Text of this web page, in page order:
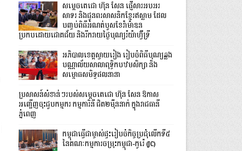
សម្ដេចតេជោ ហ៊ុន សែន ផ្ញើសារអបអរ
សាទរ និងជូនពរសាសនិកខ្មែរឥស្លាម ដែល
បញ្ចប់ពិធីអំណត់បួសខែរ៉ាម៉ាឌន
ប្រកបដោយជោគជ័យ និងរីករាយថ្ងៃបុណ្យរ៉យ៉ាហ៊្វីទ្រី
អភិបាលខេត្តស្វាយរៀង រៀបចំពិធីបុណ្យឆ្លង
បណ្ណាល័យសាលាពុទ្ធិកបឋមសិក្សា និង
សម្ពោធសមិទ្ធផលនានា
ប្រសាសន៍សំខាន់ៗរបស់សម្តេចតេជោ ហ៊ុន សែន ឱកាស
អញ្ជើញចុះជួបកម្មករ កម្មការិនី ជិត២ម៉ឺននាក់ ក្នុងរាជធានី
ភ្នំពេញ
កម្ពុជាធ្វើជាម្ចាស់ផ្ទះរៀបចំកិច្ចប្រជុំលើកទី៥
នៃគណៈកម្មការចម្រុះកម្ពុជា-កូរ៉េ (JC)